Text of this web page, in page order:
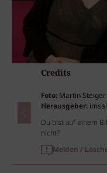
Credits
Foto: Martin Steiger
Herausgeber:
Du bist auf einem
nicht?
Melden /